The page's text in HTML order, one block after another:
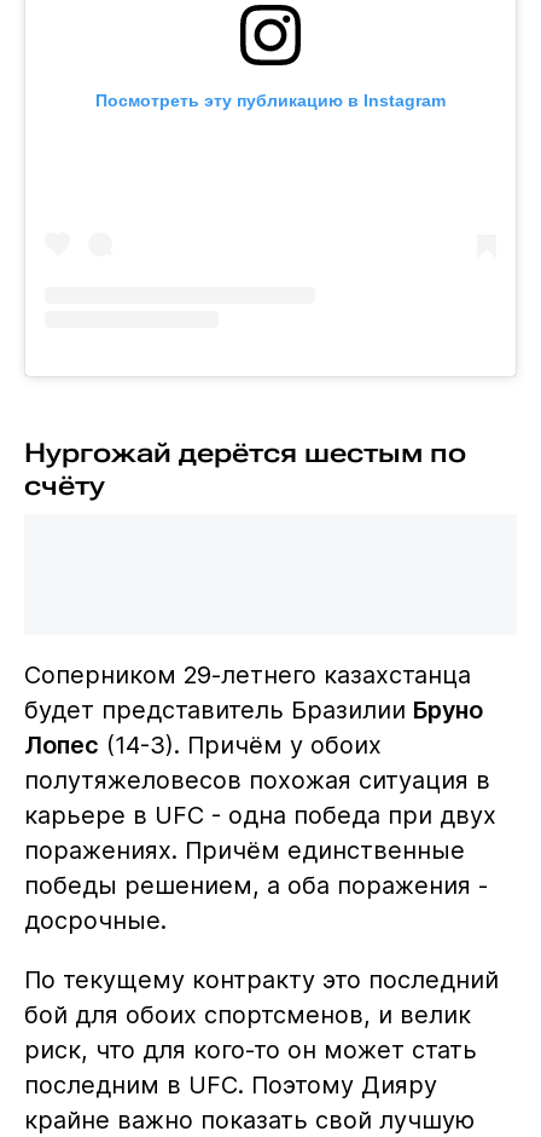
Посмотреть эту публикацию в Instagram
Нургожай дерётся шестым по
счёту
Соперником 29-летнего казахстанца
будет представитель Бразилии Бруно
Лопес (14-3). Причём у обоих
полутяжеловесов похожая ситуация в
карьере в UFC - одна победа при двух
поражениях. Причём единственные
победы решением, а оба поражения -
досрочные.
По текущему контракту это последний
бой для обоих спортсменов, и велик
риск, что для кого-то он может стать
последним в UFC. Поэтому Дияру
крайне важно показать свой лучшую